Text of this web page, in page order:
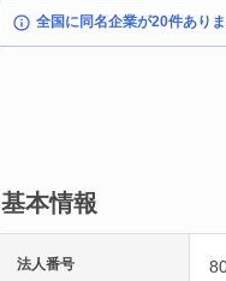
全国に同名企業が20件ありま
基本情報
法人番号